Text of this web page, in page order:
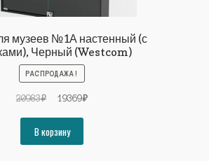
музеев №1А настенный (с
Черный (Westcom)
РАСПРОДАЖА!
20983₽
Первоначальная
составляла
20983₽.
19369₽Текущая
В корзину